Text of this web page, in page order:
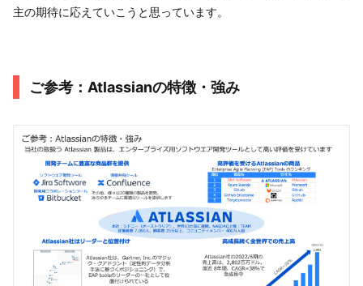
主の期待に応えていこうと思っています。
ご参考：Atlassianの特徴・強み